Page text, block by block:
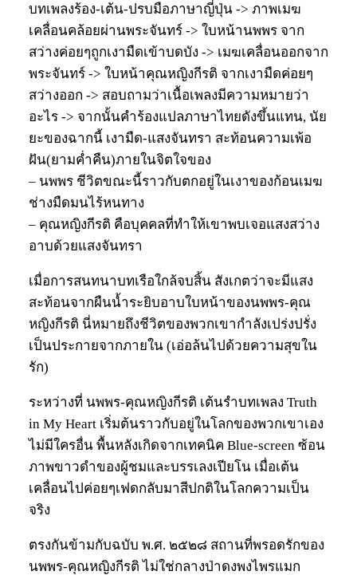
บทเพลงร้อง-เต้น-ปรบมือภาษาญี่ปุ่น -> ภาพเมฆ
เคลื่อนคล้อยผ่านพระจันทร์ -> ใบหน้านพพร จาก
สว่างค่อยๆถูกเงามืดเข้าบดบัง -> เมฆเคลื่อนออกจาก
พระจันทร์ -> ใบหน้าคุณหญิงกีรติ จากเงามืดค่อยๆ
สว่างออก -> สอบถามว่าเนื้อเพลงมีความหมายว่า
อะไร -> จากนั้นคำร้องแปลภาษาไทยดังขึ้นแทน, นัย
ยะของฉากนี้ เงามืด-แสงจันทรา สะท้อนความเพ้อ
ฝัน(ยามค่ำคืน)ภายในจิตใจของ
– นพพร ชีวิตขณะนี้ราวกับตกอยู่ในเงาของก้อนเมฆ
ช่างมืดมนไร้หนทาง
– คุณหญิงกีรติ คือบุคคลที่ทำให้เขาพบเจอแสงสว่าง
อาบด้วยแสงจันทรา
เมื่อการสนทนาบทเรือใกล้จบสิ้น สังเกตว่าจะมีแสง
สะท้อนจากผืนน้ำระยิบอาบใบหน้าของนพพร-คุณ
หญิงกีรติ นี่หมายถึงชีวิตของพวกเขากำลังเปร่งปรั่ง
เป็นประกายจากภายใน (เอ่อล้นไปด้วยความสุขใน
รัก)
ระหว่างที่ นพพร-คุณหญิงกีรติ เต้นรำบทเพลง Truth
in My Heart เริ่มต้นราวกับอยู่ในโลกของพวกเขาเอง
ไม่มีใครอื่น พื้นหลังเกิดจากเทคนิค Blue-screen ซ้อน
ภาพขาวดำของผู้ชมและบรรเลงเปียโน เมื่อเต้น
เคลื่อนไปค่อยๆเฟดกลับมาสีปกติในโลกความเป็น
จริง
ตรงกันข้ามกับฉบับ พ.ศ. ๒๕๒๘ สถานที่พรอดรักของ
นพพร-คุณหญิงกีรติ ไม่ใช่กลางป่าดงพงไพรแมก